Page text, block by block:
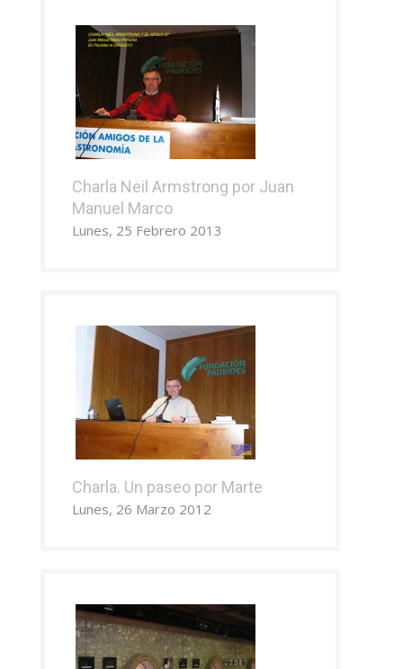
Charla Neil Armstrong por Juan
Manuel Marco
Lunes, 25 Febrero 2013
Charla. Un paseo por Marte
Lunes, 26 Marzo 2012